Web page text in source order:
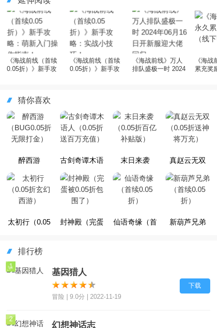
《海战前线（首续
0.05折）》新手攻
《海战前线（首续
0.05折）》新手攻
《海战前线》万人
排队盛极一时 2024
《海
累充奖
猜你喜欢
醉西游
（BUG0.05折
无限打金）
古剑奇谭木语
人（0.05折送
百万充值）
末日来袭
（0.05折百亿
补贴版）
真赵云无双
（0.05折送神
将万充）
太初行（0.05 封神殿（完蛋 仙语奇缘（首 新葫芦兄弟
排行榜
1
基因猎人
冒险 | 9.0分 | 2022-11-19
下载
2
幻想神话志